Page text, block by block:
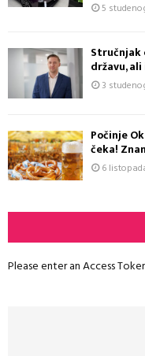
5
Stručnjak
državu,
3
Počinje
čeka!
6
Please enter an Access